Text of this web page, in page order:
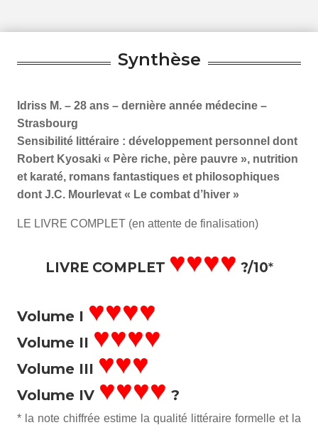
Synthèse
Idriss M. – 28 ans – dernière année médecine –
Strasbourg
Sensibilité littéraire : développement personnel dont
Robert Kyosaki « Père riche, père pauvre », nutrition
et karaté, romans fantastiques et philosophiques
dont J.C. Mourlevat « Le combat d’hiver »
LE LIVRE COMPLET (en attente de finalisation)
LIVRE COMPLET ♥♥♥♥ ?/10*
Volume I ♥♥♥♥
Volume II ♥♥♥♥
Volume III ♥♥♥
Volume IV ♥♥♥♥ ?
* la note chiffrée estime la qualité littéraire formelle et la